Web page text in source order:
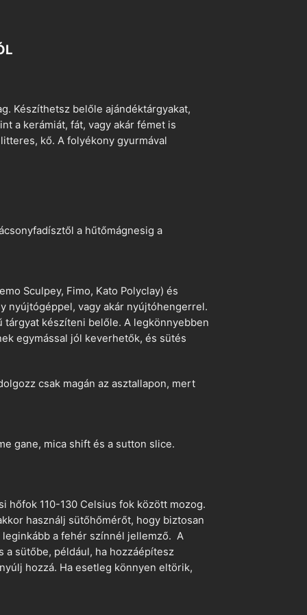
Készíthetsz belőle ajándéktárgyakat,
a kerámiát, fát, vagy akár fémet is
kő. A folyékony gyurmával
a hűtőmágnesig a
Sculpey, Fimo, Kato Polyclay) és
nyújtógéppel, vagy akár nyújtóhengerrel.
készíteni belőle. A legkönnyebben
egymással jól keverhetők, és sütés
csak magán az asztallapon, mert
gane, mica shift és a sutton slice.
hőfok 110-130 Celsius fok között mozog.
használj sütőhőmérőt, hogy biztosan
a fehér színnél jellemző. A
a sütőbe, például, ha hozzáépítesz
hozzá. Ha esetleg könnyen eltörik,